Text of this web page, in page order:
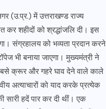
(उ.प्र.) में उत्तराखण्ड राज्य
कर शहीदों को श्रद्धांजलि दी। इस
संग्रहालय को भव्यता प्रदान करने
भी बनाया जाएगा। मुख्यमंत्री ने
सबसे क्रूर और गहरे घाव देने वाले काले
अत्याचारों को याद करके प्रत्येक
सारी हदें पार कर दी थीं। एक